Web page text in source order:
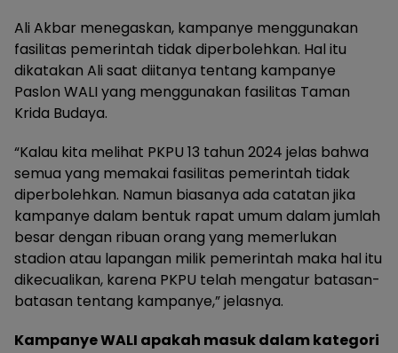
Ali Akbar menegaskan, kampanye menggunakan
fasilitas pemerintah tidak diperbolehkan. Hal itu
dikatakan Ali saat diitanya tentang kampanye
Paslon WALI yang menggunakan fasilitas Taman
Krida Budaya.
“Kalau kita melihat PKPU 13 tahun 2024 jelas bahwa
semua yang memakai fasilitas pemerintah tidak
diperbolehkan. Namun biasanya ada catatan jika
kampanye dalam bentuk rapat umum dalam jumlah
besar dengan ribuan orang yang memerlukan
stadion atau lapangan milik pemerintah maka hal itu
dikecualikan, karena PKPU telah mengatur batasan-
batasan tentang kampanye,” jelasnya.
Kampanye WALI apakah masuk dalam kategori